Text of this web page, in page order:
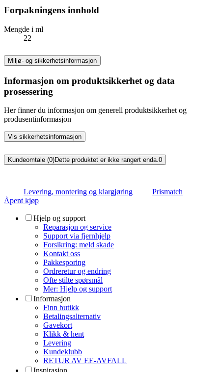
Forpakningens innhold
Mengde i ml
22
Miljø- og sikkerhetsinformasjon
Informasjon om produktsikkerhet og data
prosessering
Her finner du informasjon om generell produktsikkerhet og
produsentinformasjon
Vis sikkerhetsinformasjon
Kundeomtale (0)Dette produktet er ikke rangert enda.0
Levering, montering og klargjøring
Prismatch
Åpent kjøp
Hjelp og support
Reparasjon og service
Support via fjernhjelp
Forsikring: meld skade
Kontakt oss
Pakkesporing
Ordreretur og endring
Ofte stilte spørsmål
Mer: Hjelp og support
Informasjon
Finn butikk
Betalingsalternativ
Gavekort
Klikk & hent
Levering
Kundeklubb
RETUR AV EE-AVFALL